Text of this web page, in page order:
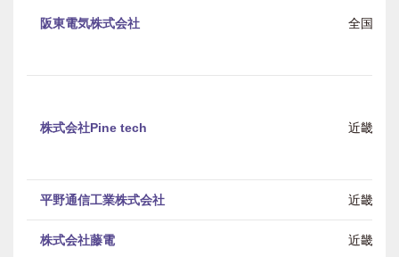
阪東電気株式会社 全国
株式会社Pine tech 近畿
平野通信工業株式会社 近畿
株式会社藤電 近畿